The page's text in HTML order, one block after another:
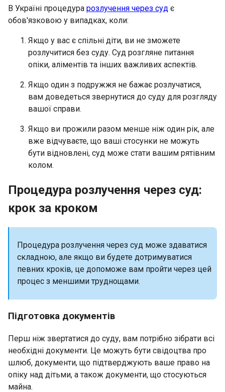
В Україні процедура розлучення через суд є
обов'язковою у випадках, коли:
Якщо у вас є спільні діти, ви не зможете
розлучитися без суду. Суд розгляне питання
опіки, аліментів та інших важливих аспектів.
Якщо один з подружжя не бажає розлучатися,
вам доведеться звернутися до суду для розгляду
вашої справи.
Якщо ви прожили разом менше ніж один рік, але
вже відчуваєте, що ваші стосунки не можуть
бути відновлені, суд може стати вашим рятівним
колом.
Процедура розлучення через суд:
крок за кроком
Процедура розлучення через суд може здаватися
складною, але якщо ви будете дотримуватися
певних кроків, це допоможе вам пройти через цей
процес з меншими труднощами.
Підготовка документів
Перш ніж звертатися до суду, вам потрібно зібрати всі
необхідні документи. Це можуть бути свідоцтва про
шлюб, документи, що підтверджують ваше право на
опіку над дітьми, а також документи, що стосуються
майна.